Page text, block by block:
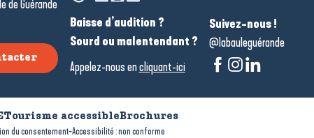
de Guérande
Baisse d’audition ?
Sourd ou malentendant ?
Appelez-nous encliquant-ici
Suivez-nous !
@labauleguérande
Tourisme accessibleBrochures
du consentement-Accessibilité : non conforme